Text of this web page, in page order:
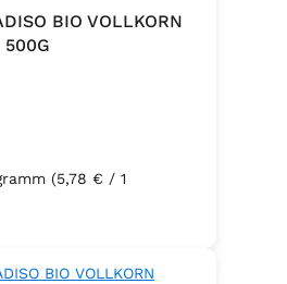
BIO VOLLKORN
500G
(5,78 € / 1
Preis: